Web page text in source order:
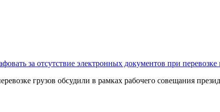
за отсутствие электронных документов при перевозке
грузов обсудили в рамках рабочего совещания